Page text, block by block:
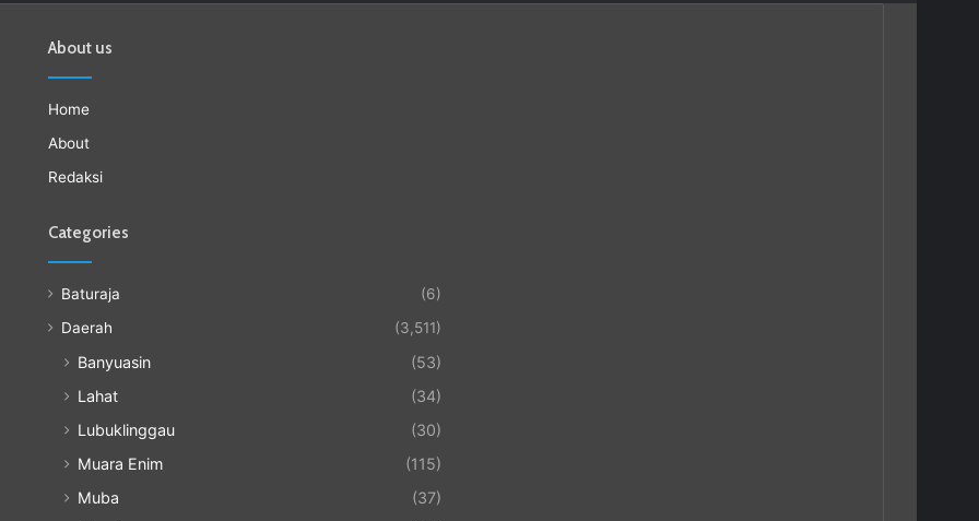
About us
Home
About
Redaksi
Categories
Baturaja
(6)
Daerah
(3,511)
Banyuasin
(53)
Lahat
(34)
Lubuklinggau
(30)
Muara Enim
(115)
Muba
(37)